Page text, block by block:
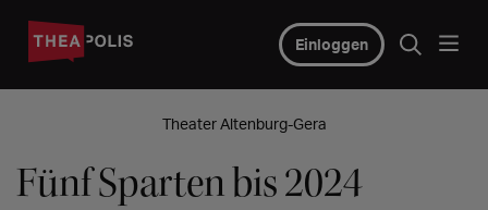
Einloggen
Theater Altenburg-Gera
Fünf Sparten bis 2024